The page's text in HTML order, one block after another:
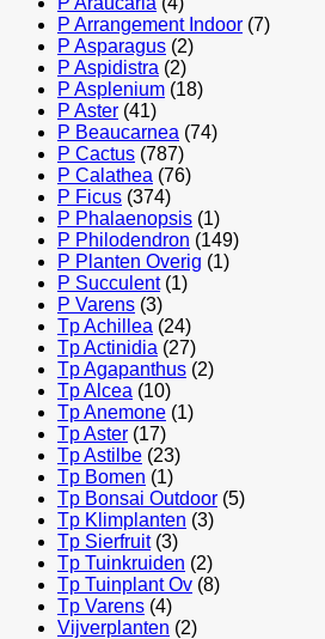
P Arrangement Indoor (7)
P Asparagus (2)
P Aspidistra (2)
P Asplenium (18)
P Aster (41)
P Beaucarnea (74)
P Cactus (787)
P Calathea (76)
P Ficus (374)
P Phalaenopsis (1)
P Philodendron (149)
P Planten Overig (1)
P Succulent (1)
P Varens (3)
Tp Achillea (24)
Tp Actinidia (27)
Tp Agapanthus (2)
Tp Alcea (10)
Tp Anemone (1)
Tp Aster (17)
Tp Astilbe (23)
Tp Bomen (1)
Tp Bonsai Outdoor (5)
Tp Klimplanten (3)
Tp Sierfruit (3)
Tp Tuinkruiden (2)
Tp Tuinplant Ov (8)
Tp Varens (4)
Vijverplanten (2)